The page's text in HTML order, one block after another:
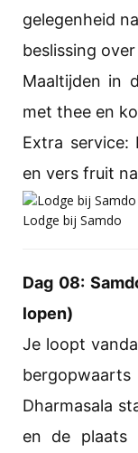
gelegenheid
beslissing
Maaltijden in
met thee en
Extra
en vers fruit
Lodge bij Samdo
Dag 08:
lopen)
Je loopt
Dharmasala
en de plaats